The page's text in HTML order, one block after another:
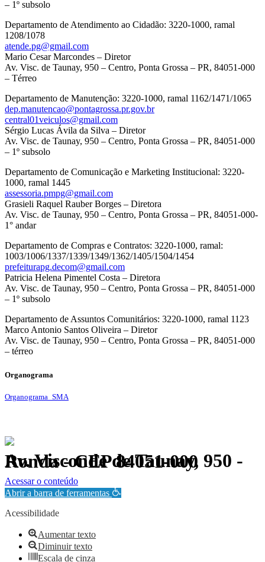
– 1º subsolo
Departamento de Atendimento ao Cidadão: 3220-1000, ramal
1208/1078
atende.pg@gmail.com
Mario Cesar Marcondes – Diretor
Av. Visc. de Taunay, 950 – Centro, Ponta Grossa – PR, 84051-000
– Térreo
Departamento de Manutenção: 3220-1000, ramal 1162/1471/1065
dep.manutencao@pontagrossa.pr.gov.br
central01veiculos@gmail.com
Sérgio Lucas Ávila da Silva – Diretor
Av. Visc. de Taunay, 950 – Centro, Ponta Grossa – PR, 84051-000
– 1º subsolo
Departamento de Comunicação e Marketing Institucional: 3220-
1000, ramal 1445
assessoria.pmpg@gmail.com
Grasieli Raquel Rauber Borges – Diretora
Av. Visc. de Taunay, 950 – Centro, Ponta Grossa – PR, 84051-000-
1° andar
Departamento de Compras e Contratos: 3220-1000, ramal:
1003/1006/1337/1339/1349/1362/1405/1504/1454
prefeiturapg.decom@gmail.com
Patricia Helena Pimentel Costa – Diretora
Av. Visc. de Taunay, 950 – Centro, Ponta Grossa – PR, 84051-000
– 1º subsolo
Departamento de Assuntos Comunitários: 3220-1000, ramal 1123
Marco Antonio Santos Oliveira – Diretor
Av. Visc. de Taunay, 950 – Centro, Ponta Grossa – PR, 84051-000
– térreo
Organograma
Organograma_SMA
Av. Visconde de Taunay, 950 - Ronda - CEP 84051-000
Política de Privacidade.
Acessar o conteúdo
Abrir a barra de ferramentas
Acessibilidade
Aumentar texto
Diminuir texto
Escala de cinza